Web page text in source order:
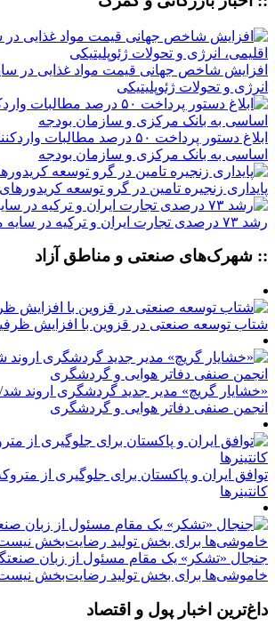
افزایش شاخص جهانی قیمت مواد غذایی در
انرژی و تحولات ژئوپلیتیکی
ابلاغ دستور پرداخت ۵۰ درصد
اساسی به بانک مرکزی و سازمان بودجه
پایداری زنجیره تامین در گرو توسعه
رشد ۷۳ درصدی تجارت ایران و ترکیه در سایه محاصره دریایی
:: شهرک‌های صنعتی و مناطق آزاد
شتاب توسعه صنعتی در قزوین با افزایش
«خشایار گریچ» مدیر جدید گردشگری اروند
انجمن صنفی دفاتر هوایی و گردشگری
توافق ایران و پاکستان برای جلوگیری از
کانتینرها
جنجال «تشکر» یک مقام مسئول از زبان
خاموشی‌ها برای بخش تولید رضایت‌بخش
داغ‌ترین اخبار پول و اقتصاد